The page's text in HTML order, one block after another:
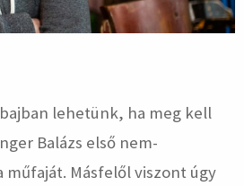
lehetünk, ha meg kell
Balázs első nem-
Másfelől viszont úgy